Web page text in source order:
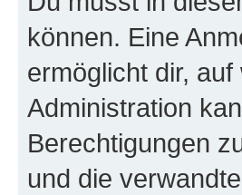
können. Eine
ermöglicht dir,
Administration
Berechtigungen
und die